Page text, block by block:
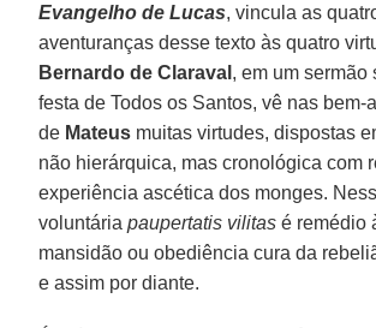
Evangelho de Lucas, vincula as
aventuranças desse texto às quatro
Bernardo de Claraval , em um sermão
festa de Todos os Santos, vê nas bem-
de Mateus muitas virtudes, dispostas
não hierárquica, mas cronológica com
experiência ascética dos monges.
voluntáriapaupertatis vilitas é remédio
mansidão ou obediência cura da
e assim por diante.